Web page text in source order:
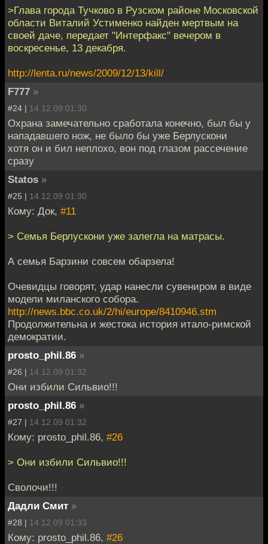
>Глава города Тучково в Рузском районе Московской
области Виталий Устименко найден мертвым на
своей даче, передает "Интерфакс" вечером в
воскресенье, 13 декабря.
http://lenta.ru/news/2009/12/13/kill/
F777 »
#24 | 14.12.09 01:30
Охрана замечательно сработала конечно, был бы у
нападавшего нож, не было бы уже Берлускони
хотя он и бил неплохо, вон под глазом рассечение
сразу
Statos »
#25 | 14.12.09 01:30
Кому: Док, #11
> Семья Берлускони уже залегла на матрасы.
А семья Барзини совсем обарзела!
Очевидцы говорят, удар нанесли сувениром в виде
модели миланского собора.
http://news.bbc.co.uk/2/hi/europe/8410946.stm
Продолжительна и жестока история итало-римской
демократии.
prosto_phil.86 »
#26 | 14.12.09 01:32
Они избили Сильвио!!!
prosto_phil.86 »
#27 | 14.12.09 01:32
Кому: prosto_phil.86, #26
> Они избили Сильвио!!!
Сволочи!!!
Дадли Смит »
#28 | 14.12.09 01:33
Кому: prosto_phil.86, #26